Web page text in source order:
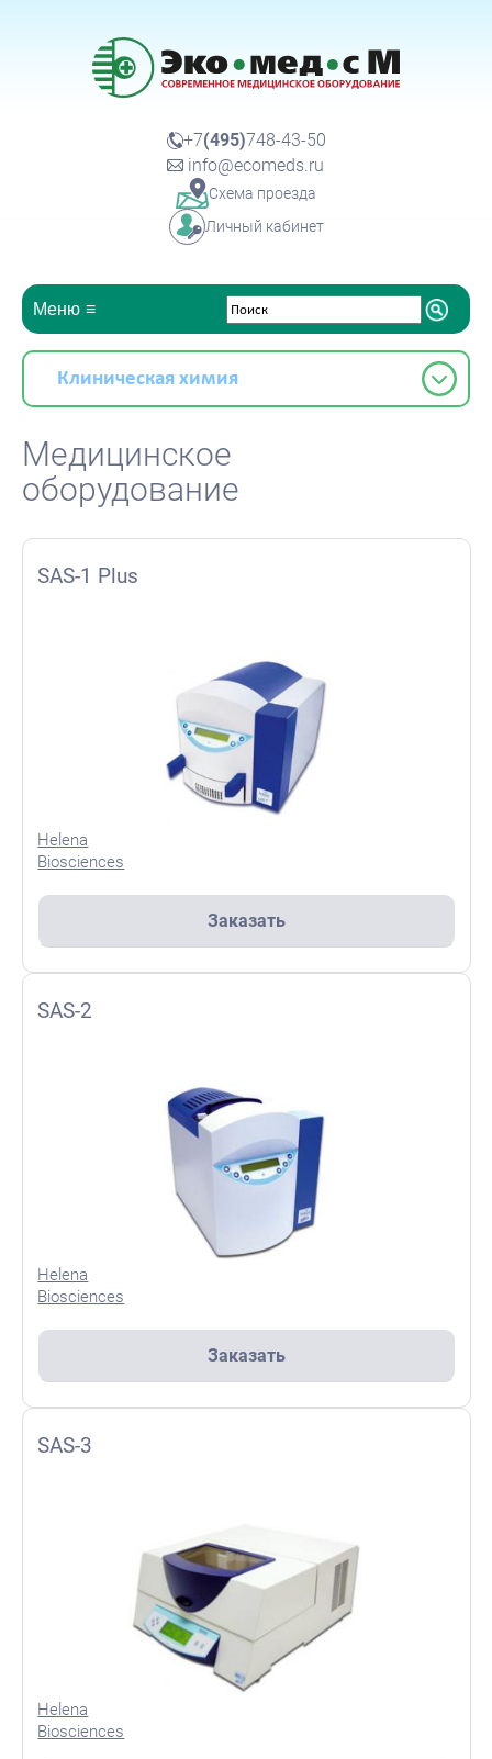
+7(495)748-43-50
info@ecomeds.ru
Схема проезда
Личный кабинет
Меню
Клиническая химия
Медицинское
оборудование
SAS-1 Plus
Helena
Biosciences
Заказать
SAS-2
Helena
Biosciences
Заказать
SAS-3
Helena
Biosciences